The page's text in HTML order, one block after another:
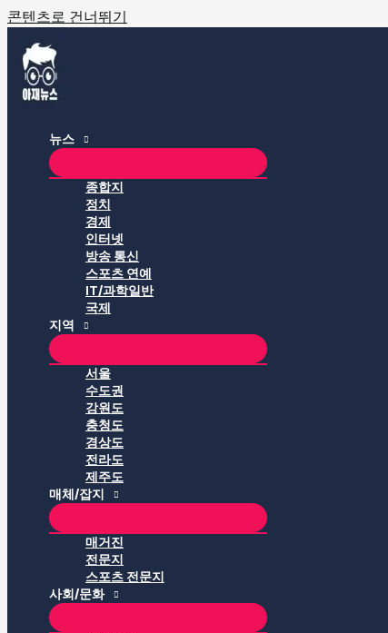
콘텐츠로 건너뛰기
뉴스
종합지
정치
경제
인터넷
방송 통신
스포츠 연예
IT/과학일반
국제
지역
서울
수도권
강원도
충청도
경상도
전라도
제주도
매체/잡지
매거진
전문지
스포츠 전문지
사회/문화